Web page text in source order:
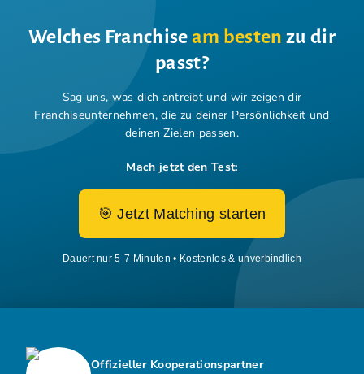
Welches Franchiseam besten zu dir
passt?
Sag uns, was dich antreibt und wir zeigen dir
Franchiseunternehmen, die zu deiner Persönlichkeit und
deinen Zielen passen.
Mach jetzt den Test:
🎯 Jetzt Matching starten
Dauert nur 5-7 Minuten • Kostenlos & unverbindlich
Offizieller Kooperationspartner